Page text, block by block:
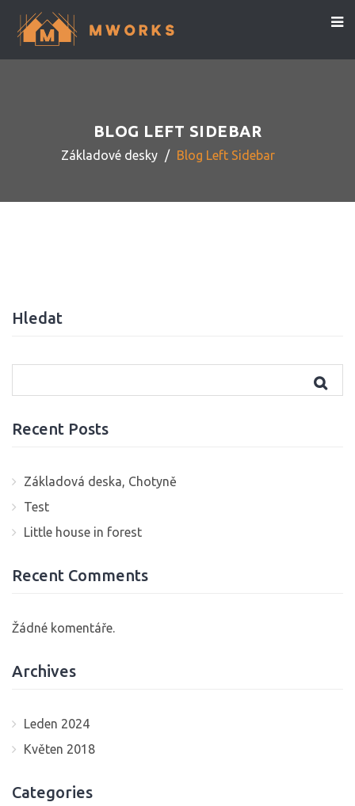
BLOG LEFT SIDEBAR
Základové desky Blog Left Sidebar
Hledat
Recent Posts
Základová deska, Chotyně
Test
Little house in forest
Recent Comments
Žádné komentáře.
Archives
Leden 2024
Květen 2018
Categories